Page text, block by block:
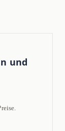
und